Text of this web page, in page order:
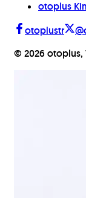
otoplus
otoplustr
© 2026 otoplus,